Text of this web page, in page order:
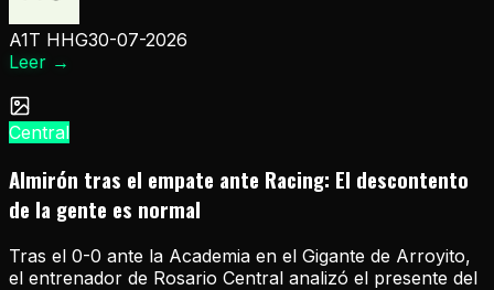
A1T HHG30-07-2026
Leer →
Central
Almirón tras el empate ante Racing: El descontento
de la gente es normal
Tras el 0-0 ante la Academia en el Gigante de Arroyito,
el entrenador de Rosario Central analizó el presente del